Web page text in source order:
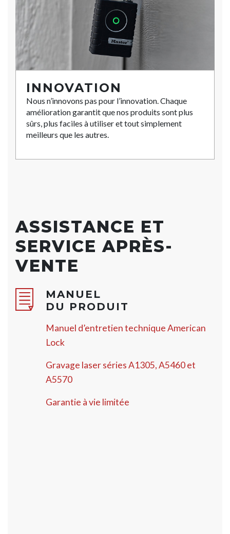
INNOVATION
Nous n’innovons pas pour l’innovation. Chaque
amélioration garantit que nos produits sont plus
sûrs, plus faciles à utiliser et tout simplement
meilleurs que les autres.
ASSISTANCE ET
SERVICE APRÈS-
VENTE
MANUEL
DU PRODUIT
Manuel d’entretien technique American
Lock
Gravage laser séries A1305, A5460 et
A5570
Garantie à vie limitée